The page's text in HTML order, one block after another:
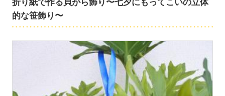
折り紙で作る貝がら飾り〜七夕にもってこいの立体
的な笹飾り〜